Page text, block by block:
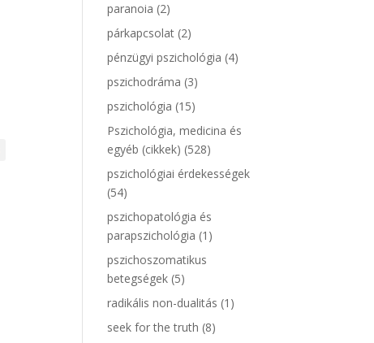
paranoia (2)
párkapcsolat (2)
pénzügyi pszichológia (4)
pszichodráma (3)
pszichológia (15)
Pszichológia, medicina és
egyéb (cikkek) (528)
pszichológiai érdekességek
(54)
pszichopatológia és
parapszichológia (1)
pszichoszomatikus
betegségek (5)
radikális non-dualitás (1)
seek for the truth (8)